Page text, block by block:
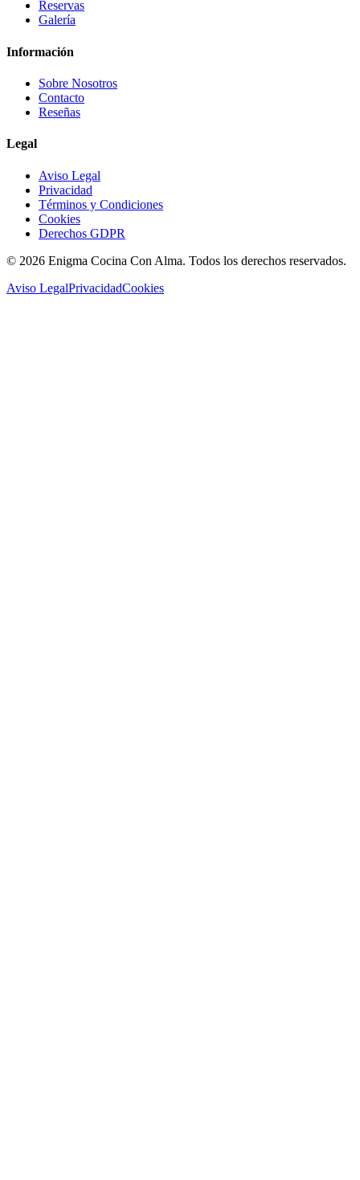
Reservas
Galería
Información
Sobre Nosotros
Contacto
Reseñas
Legal
Aviso Legal
Privacidad
Términos y Condiciones
Cookies
Derechos GDPR
© 2026 Enigma Cocina Con Alma. Todos los derechos reservados.
Aviso LegalPrivacidadCookies